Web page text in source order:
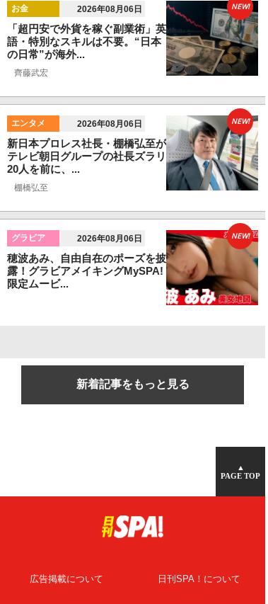
お金 2026年08月06日
「超円安で外貨を稼ぐ副業術」英
語・特別なスキルは不要。“日本
の日常”が海外...
齊藤武宏
NEW!
エンタメ 2026年08月06日
新日本プロレス社長・棚橋弘至が
テレビ朝日グループの社長ズラリ
20人を前に、...
棚橋弘至
NEW!
グラビア 2026年08月06日
穂波あみ、自由自在のポーズを披
露！グラビアメイキングMySPA!
限定ムービ...
NEW!
新着記事をもっと見る
▲
PAGE TOP
広告掲載について 日刊SPA！について